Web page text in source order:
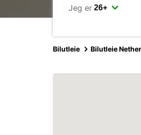
Jeg er
Bilutleie Bilutleie